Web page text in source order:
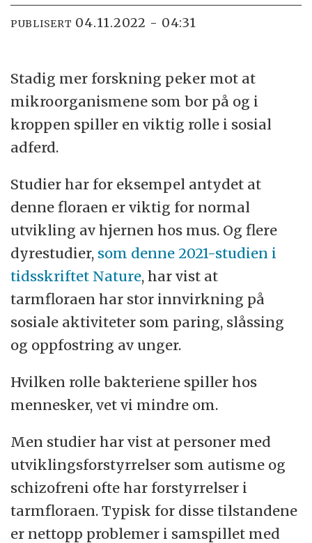
PUBLISERT 04.11.2022 - 04:31
Stadig mer forskning peker mot at
mikroorganismene som bor på og i
kroppen spiller en viktig rolle i sosial
adferd.
Studier har for eksempel antydet at
denne floraen er viktig for normal
utvikling av hjernen hos mus. Og flere
dyrestudier, som denne 2021-studien i
tidsskriftet Nature, har vist at
tarmfloraen har stor innvirkning på
sosiale aktiviteter som paring, slåssing
og oppfostring av unger.
Hvilken rolle bakteriene spiller hos
mennesker, vet vi mindre om.
Men studier har vist at personer med
utviklingsforstyrrelser som autisme og
schizofreni ofte har forstyrrelser i
tarmfloraen. Typisk for disse tilstandene
er nettopp problemer i samspillet med